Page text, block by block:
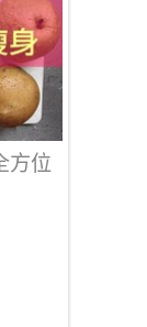
方位